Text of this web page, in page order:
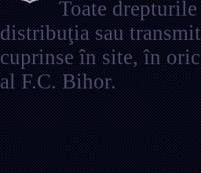
Toate
distribuţia sau
cuprinse în site, în
al F.C. Bihor.